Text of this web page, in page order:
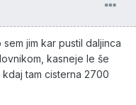
jim kar pustil daljinca
kasneje le še
tam cisterna 2700